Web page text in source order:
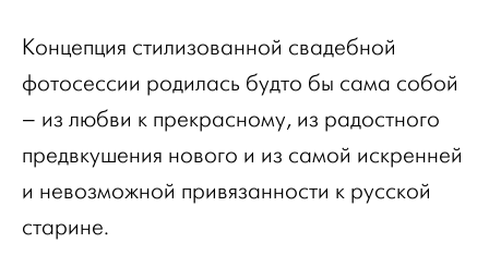
Концепция стилизованной свадебной
фотосессии родилась будто бы сама собой
– из любви к прекрасному, из радостного
предвкушения нового и из самой искренней
и невозможной привязанности к русской
старине.